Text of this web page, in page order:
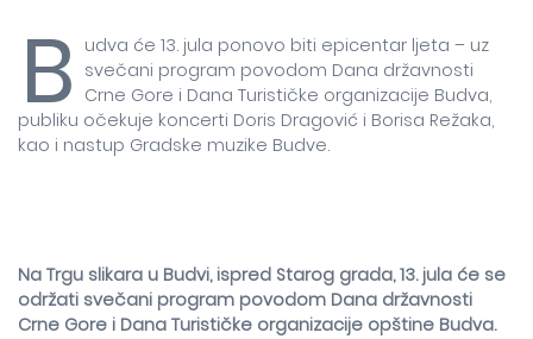
B udva će 13. jula ponovo biti epicentar ljeta – uz
svečani program povodom Dana državnosti
Crne Gore i Dana Turističke organizacije Budva,
publiku očekuje koncerti Doris Dragović i Borisa Režaka,
kao i nastup Gradske muzike Budve.
Na Trgu slikara u Budvi, ispred Starog grada, 13. jula će se
održati svečani program povodom Dana državnosti
Crne Gore i Dana Turističke organizacije opštine Budva.